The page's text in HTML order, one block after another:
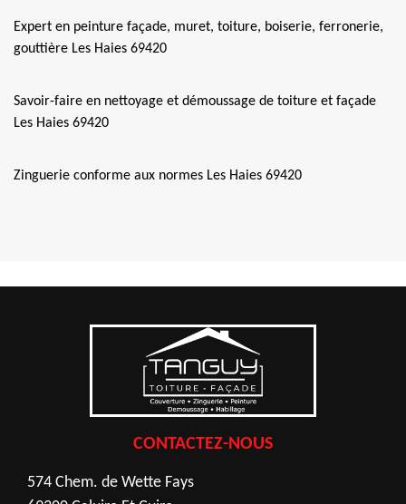
Expert en peinture façade, muret, toiture, boiserie, ferronerie,
gouttière Les Haies 69420
Savoir-faire en nettoyage et démoussage de toiture et façade
Les Haies 69420
Zinguerie conforme aux normes Les Haies 69420
CONTACTEZ-NOUS
574 Chem. de Wette Fays